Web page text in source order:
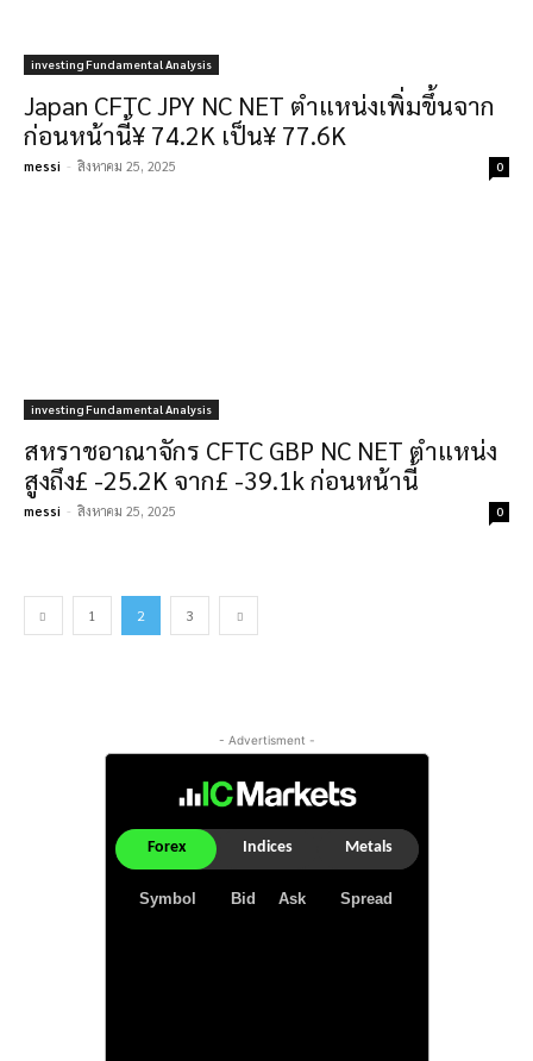
investing Fundamental Analysis
Japan CFTC JPY NC NET ตำแหน่งเพิ่มขึ้นจาก
ก่อนหน้านี้¥ 74.2K เป็น¥ 77.6K
messi - สิงหาคม 25, 2025 0
investing Fundamental Analysis
สหราชอาณาจักร CFTC GBP NC NET ตำแหน่ง
สูงถึง£ -25.2K จาก£ -39.1k ก่อนหน้านี้
messi - สิงหาคม 25, 2025 0
1 2 3
- Advertisment -